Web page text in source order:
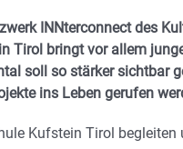
INNterconnect des
Tirol bringt vor allem
soll so stärker sichtbar
ins Leben gerufen
Kufstein Tirol